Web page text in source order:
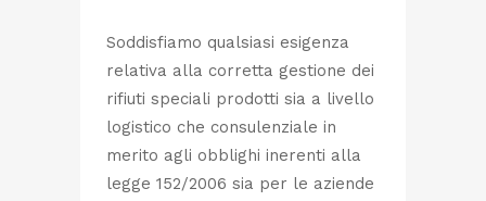
Soddisfiamo qualsiasi esigenza
relativa alla corretta gestione dei
rifiuti speciali prodotti sia a livello
logistico che consulenziale in
merito agli obblighi inerenti alla
legge 152/2006 sia per le aziende